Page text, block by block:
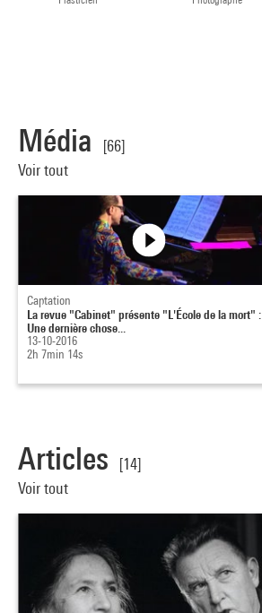
Média
[66]
Voir tout
Captation
La revue "Cabinet" présente "L'École de la mort" :
Une dernière chose...
13-10-2016
2h 7min 14s
Articles
[14]
Voir tout